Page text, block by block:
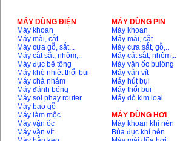
Máy cắt góc đa năng
Makita LS1019L
(1510W)
Giá:
Bộ máy khoan 100
chi tiết Bosch GSB
13RE (650W)
Giá:2200000
MÁY DÙNG ĐIỆN
Máy khoan
Máy mài, cắt
Máy cưa gỗ, sắt,..
Máy cắt sắt, nhôm,..
Máy đục bê tông
Máy khò nhiệt thổi bụi
Máy chà nhám
Máy đánh bóng
Máy soi phay router
Máy bào gỗ
Máy làm mộc
Máy vặn ốc
Máy vặn vít
MÁY DÙNG PIN
Máy khoan
Máy mài, cắt
Máy cưa sắt, gỗ,..
Máy cắt sắt, nhôm,..
Máy vặn ốc bulông
Máy vặn vít
Máy hút bụi
Máy thổi bụi
Máy dò kim loại
MÁY DÙNG HƠI
Máy khoan khí nén
Búa đục khí nén